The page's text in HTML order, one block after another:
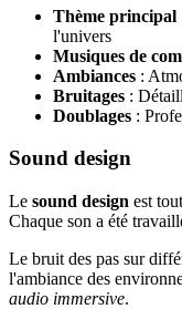
Thème principal
l'univers
Musiques de
Ambiances :
Bruitages :
Doublages :
Sound design
Le sound design est
Chaque son a été
Le bruit des pas sur
l'ambiance des
audio immersive.